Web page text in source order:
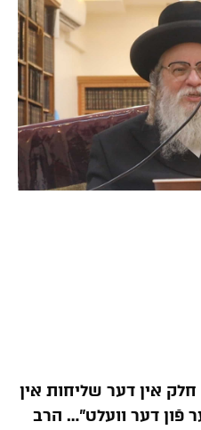
אין דער שליחות אין
פֿון דער וועלט”… הרב